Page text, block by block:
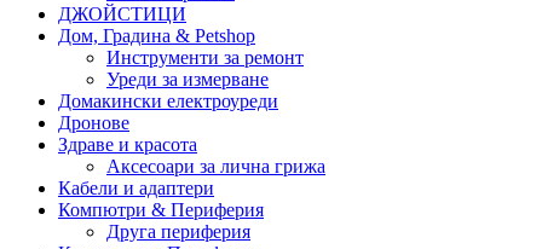
ДЖОЙСТИЦИ
Дом, Градина & Petshop
Инструменти за ремонт
Уреди за измерване
Домакински електроуреди
Дронове
Здраве и красота
Аксесоари за лична грижа
Кабели и адаптери
Компютри & Периферия
Друга периферия